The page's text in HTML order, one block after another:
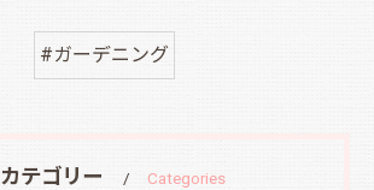
#ガーデニング
カテゴリー Categories